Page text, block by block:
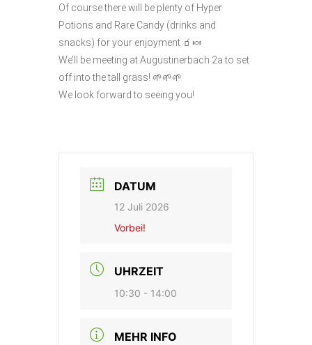
Of course there will be plenty of Hyper
Potions and Rare Candy (drinks and
snacks) for your enjoyment 🧃🍬
We’ll be meeting at Augustinerbach 2a to set
off into the tall grass! 🌱🌱🌱
We look forward to seeing you!
DATUM
12 Juli 2026
Vorbei!
UHRZEIT
10:30 - 14:00
MEHR INFO